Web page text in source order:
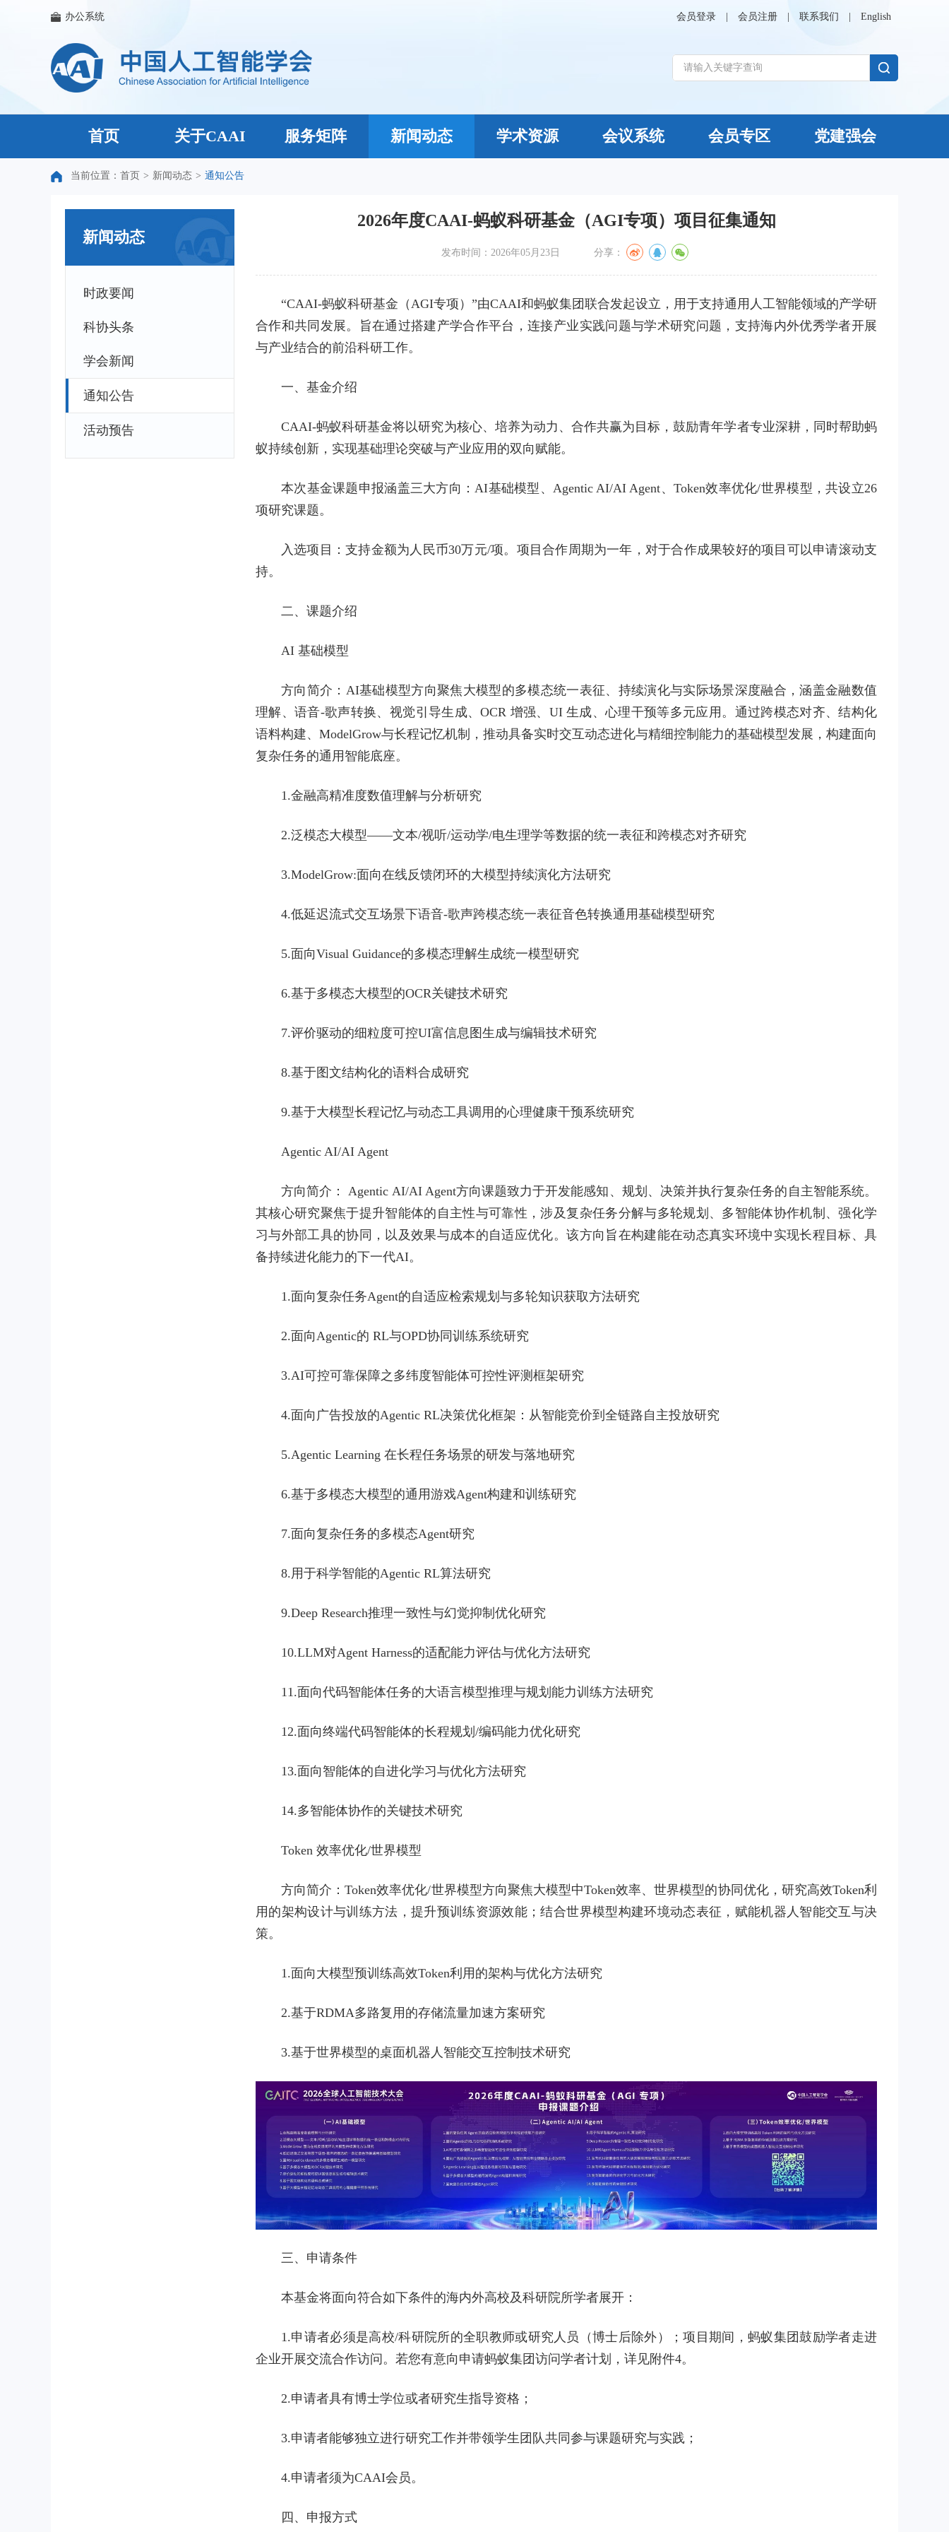
办公系统 会员登录 会员注册 联系我们 English
首页 关于CAAI 服务矩阵 新闻动态 学术资源 会议系统 会员专区 党建强会
当前位置： 首页 > 新闻动态 > 通知公告
新闻动态
时政要闻
科协头条
学会新闻
通知公告
活动预告
2026年度CAAI-蚂蚁科研基金（AGI专项）项目征集通知
发布时间：2026年05月23日 分享：
“CAAI-蚂蚁科研基金（AGI专项）”由CAAI和蚂蚁集团联合发起设立，用于支持通用人工智能领域的产学研
合作和共同发展。旨在通过搭建产学合作平台，连接产业实践问题与学术研究问题，支持海内外优秀学者开展
与产业结合的前沿科研工作。
一、基金介绍
CAAI-蚂蚁科研基金将以研究为核心、培养为动力、合作共赢为目标，鼓励青年学者专业深耕，同时帮助蚂
蚁持续创新，实现基础理论突破与产业应用的双向赋能。
本次基金课题申报涵盖三大方向：AI基础模型、Agentic AI/AI Agent、Token效率优化/世界模型，共设立26
项研究课题。
入选项目：支持金额为人民币30万元/项。项目合作周期为一年，对于合作成果较好的项目可以申请滚动支
持。
二、课题介绍
AI 基础模型
方向简介：AI基础模型方向聚焦大模型的多模态统一表征、持续演化与实际场景深度融合，涵盖金融数值
理解、语音-歌声转换、视觉引导生成、OCR 增强、UI 生成、心理干预等多元应用。通过跨模态对齐、结构化
语料构建、ModelGrow与长程记忆机制，推动具备实时交互动态进化与精细控制能力的基础模型发展，构建面向
复杂任务的通用智能底座。
1.金融高精准度数值理解与分析研究
2.泛模态大模型——文本/视听/运动学/电生理学等数据的统一表征和跨模态对齐研究
3.ModelGrow:面向在线反馈闭环的大模型持续演化方法研究
4.低延迟流式交互场景下语音-歌声跨模态统一表征音色转换通用基础模型研究
5.面向Visual Guidance的多模态理解生成统一模型研究
6.基于多模态大模型的OCR关键技术研究
7.评价驱动的细粒度可控UI富信息图生成与编辑技术研究
8.基于图文结构化的语料合成研究
9.基于大模型长程记忆与动态工具调用的心理健康干预系统研究
Agentic AI/AI Agent
方向简介： Agentic AI/AI Agent方向课题致力于开发能感知、规划、决策并执行复杂任务的自主智能系统。
其核心研究聚焦于提升智能体的自主性与可靠性，涉及复杂任务分解与多轮规划、多智能体协作机制、强化学
习与外部工具的协同，以及效果与成本的自适应优化。该方向旨在构建能在动态真实环境中实现长程目标、具
备持续进化能力的下一代AI。
1.面向复杂任务Agent的自适应检索规划与多轮知识获取方法研究
2.面向Agentic的 RL与OPD协同训练系统研究
3.AI可控可靠保障之多纬度智能体可控性评测框架研究
4.面向广告投放的Agentic RL决策优化框架：从智能竞价到全链路自主投放研究
5.Agentic Learning 在长程任务场景的研发与落地研究
6.基于多模态大模型的通用游戏Agent构建和训练研究
7.面向复杂任务的多模态Agent研究
8.用于科学智能的Agentic RL算法研究
9.Deep Research推理一致性与幻觉抑制优化研究
10.LLM对Agent Harness的适配能力评估与优化方法研究
11.面向代码智能体任务的大语言模型推理与规划能力训练方法研究
12.面向终端代码智能体的长程规划/编码能力优化研究
13.面向智能体的自进化学习与优化方法研究
14.多智能体协作的关键技术研究
Token 效率优化/世界模型
方向简介：Token效率优化/世界模型方向聚焦大模型中Token效率、世界模型的协同优化，研究高效Token利
用的架构设计与训练方法，提升预训练资源效能；结合世界模型构建环境动态表征，赋能机器人智能交互与决
策。
1.面向大模型预训练高效Token利用的架构与优化方法研究
2.基于RDMA多路复用的存储流量加速方案研究
3.基于世界模型的桌面机器人智能交互控制技术研究
三、申请条件
本基金将面向符合如下条件的海内外高校及科研院所学者展开：
1.申请者必须是高校/科研院所的全职教师或研究人员（博士后除外）；项目期间，蚂蚁集团鼓励学者走进
企业开展交流合作访问。若您有意向申请蚂蚁集团访问学者计划，详见附件4。
2.申请者具有博士学位或者研究生指导资格；
3.申请者能够独立进行研究工作并带领学生团队共同参与课题研究与实践；
4.申请者须为CAAI会员。
四、申报方式